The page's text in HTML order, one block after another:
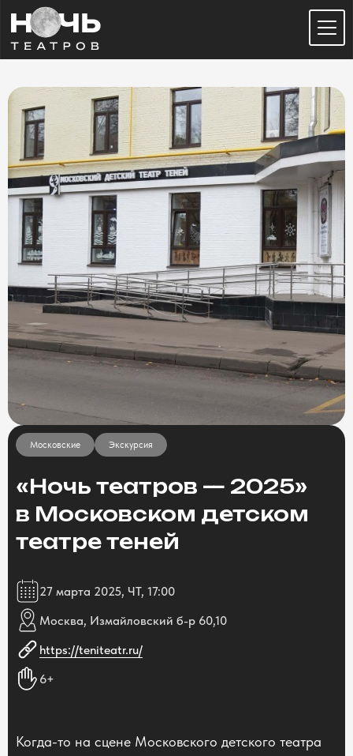
Московские Экскурсия
«Ночь театров — 2025»
в Московском детском
театре теней
27 марта 2025, ЧТ, 17:00
Москва, Измайловский б-р 60,10
https://teniteatr.ru/
6+
Когда-то на сцене Московского детского театра